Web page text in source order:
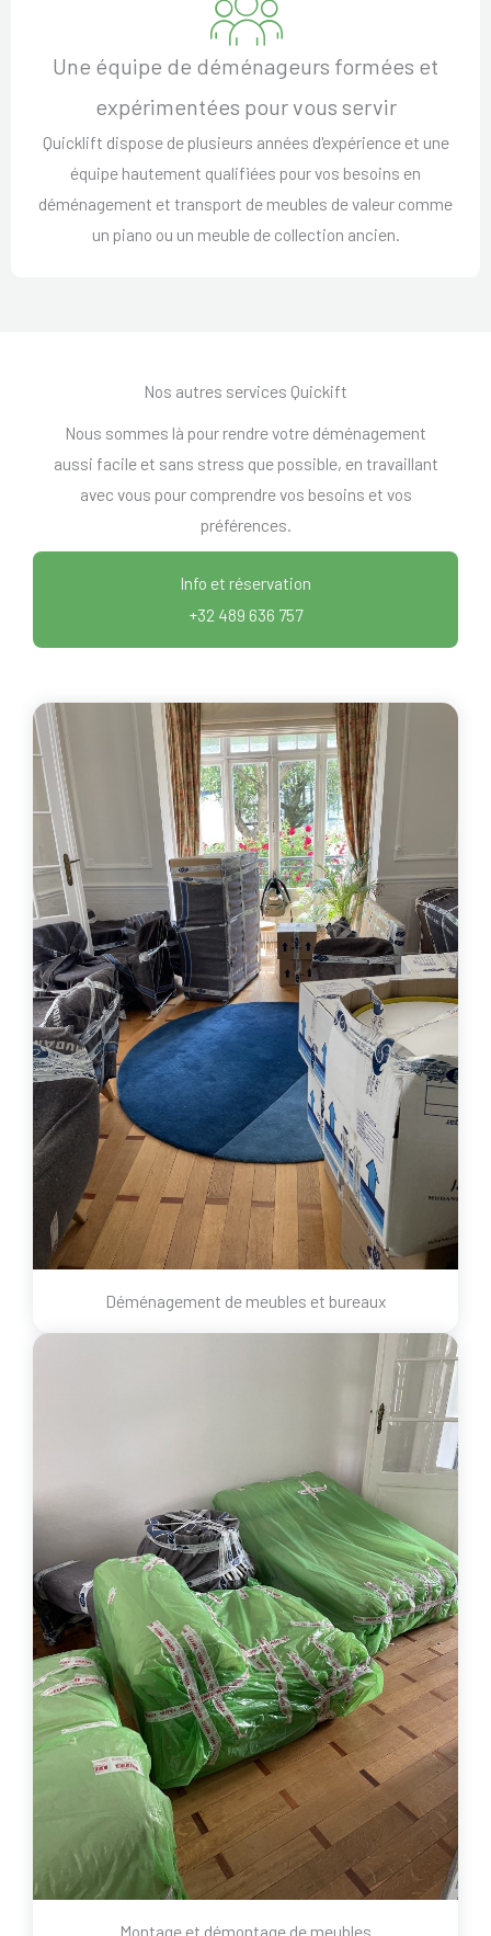
Une équipe de déménageurs formées et
expérimentées pour vous servir
Quicklift dispose de plusieurs années d'expérience et une
équipe hautement qualifiées pour vos besoins en
déménagement et transport de meubles de valeur comme
un piano ou un meuble de collection ancien.
Nos autres services Quickift
Nous sommes là pour rendre votre déménagement
aussi facile et sans stress que possible, en travaillant
avec vous pour comprendre vos besoins et vos
préférences.
Info et réservation
+32 489 636 757
Déménagement de meubles et bureaux
Montage et démontage de meubles